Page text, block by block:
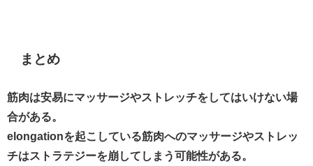
まとめ
筋肉は安易にマッサージやストレッチをしてはいけない場
合がある。
elongationを起こしている筋肉へのマッサージやストレッ
チはストラテジーを崩してしまう可能性がある。